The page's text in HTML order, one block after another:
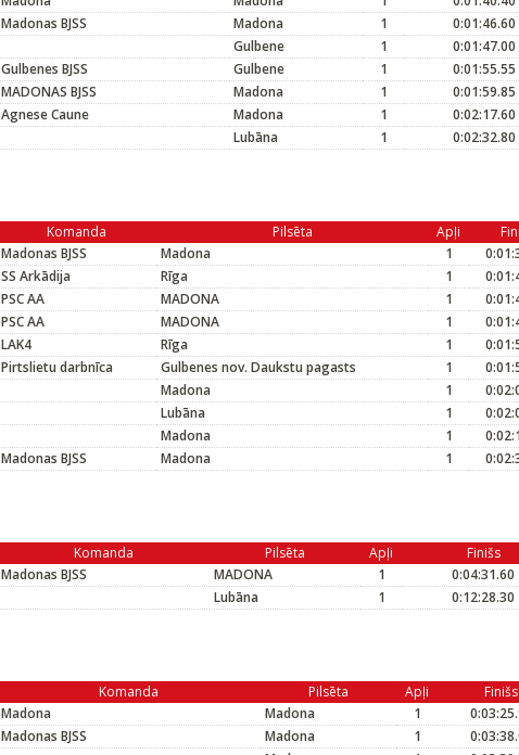
Madonas BJSS Madona 1
0:01:46.60
Gulbene 1
0:01:47.00
Gulbenes BJSS Gulbene 1
0:01:55.55
MADONAS BJSS Madona 1
0:01:59.85
Agnese Caune Madona 1
0:02:17.60
Lubāna 1 0:02:32.80
Komanda Pilsēta Apļi
Madonas BJSS Madona 1
SS Arkādija Rīga 1
PSC AA MADONA 1
PSC AA MADONA 1
LAK4 Rīga 1
Pirtslietu darbnīca Gulbenes nov. Daukstu pagasts 1
Madona 1
Lubāna 1
Madona 1
Madonas BJSS Madona 1
Komanda Pilsēta Apļi
Finišs
Madonas BJSS MADONA 1
0:04:31.60
Lubāna 1 0:12:28.30
Komanda Pilsēta Apļi
Finišs
Madona Madona 1
Madonas BJSS Madona 1